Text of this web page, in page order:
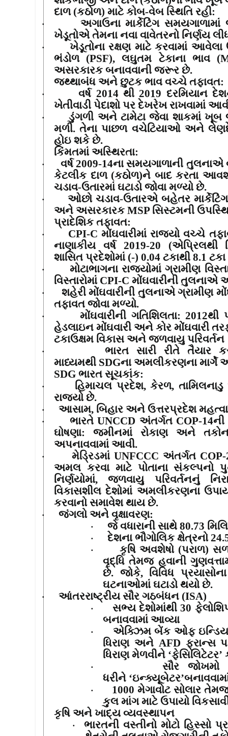
દાળ (કઠોળ) માટે કોબ-વેબ સ્થિતિ રહી:
·
અગાઉના માર્કેટિંગ
ખેડૂતોએ તેમના નવા વાવેતરનો નિર્ણય
·
ખેડૂતોના રક્ષણ માટે કરવામાં
ભંડોળ (PSF),લઘુતમ ટેકાના ભાવ (
અસરકારક બનાવવાની જરૂર છે.
જથ્થાબંધ અને છુટક ભાવ વચ્ચે તફાવત:
· વર્ષ 2014 થી2019 દરમિયાન
ખેતીવાડી પેદાશો પર દેખરેખ રાખવામાં
·
ડુંગળી અને ટામેટા જેવા શાકમાં
મળી. તેના પાછળ વચેટિયાઓ અને
હોઇ શકે છે.
કિંમતમાં અસ્થિરતા:
· વર્ષ2009-14ના સમયગાળાની તુલનાએ
કેટલીક દાળ (કઠોળ)ને બાદ કરતા
ચડાવ-ઉતારમાં ઘટાડો જોવા મળ્યો છે.
·
ઓછો ચડાવ-ઉતારએ બહેતર
અને અસરકારક MSP સિસ્ટમની
પ્રાદેશિક તફાવત:
· CPI-Cમોંઘવારીમાં રાજ્યો વચ્ચે
નાણાકીય વર્ષ 2019-20 (એપ્રિલથી
શાસિત પ્રદેશોમાં (-) 0.04 ટકાથી 8.1
·
મોટાભાગના રાજ્યોમાં ગ્રામીણ
વિસ્તારોમાં CPI-C મોંઘવારીની તુલનાએ
·
શહેરી મોંઘવારીની તુલનાએ ગ્રામીણ
તફાવત જોવા મળ્યો.
· મોંઘવારીની ગતિશિલતા: 2012થી
હેડલાઇન મોંઘવારી અને કોર મોંઘવારી
ટકાઉક્ષમ વિકાસ અને જળવાયુ પરિવર્તન
·
ભારત સારી રીતે તૈયાર
માધ્યમથી SDGના અમલીકરણના માર્ગે
SDG ભારત સૂચકાંક:
· હિમાચલ પ્રદેશ,કેરળ,
રાજ્યો છે.
· આસામ, બિહાર અને ઉત્તરપ્રદેશ
· ભારતેUNCCD અંતર્ગત COP-14
ઘોષણા: જમીનમાં રોકાણ અને
અપનાવવામાં આવી.
· મેડ્રિડમાંUNFCCCઅંતર્ગત
અમલ કરવા માટે પોતાના સંકલ્પનો
નિર્ણયોમાં,જળવાયુ પરિવર્તનનું
વિકાસશીલ દેશોમાં અમલીકરણના
કરવાનો સમાવેશ થાય છે.
· જંગલો અને વૃક્ષાવરણ:
· જે વધારાની સાથે 80.73
· દેશના ભૌગોલિક ક્ષેત્રનો
·
કૃષિ અવશેષો (પરાળ)
વૃદ્ધિ તેમજ હવાની
છે. જોકે, વિવિધ
ઘટનાઓમાં ઘટાડો થયો છે.
· આંતરરાષ્ટ્રીય સૌર ગઠબંધન (ISA)
· સભ્ય દેશોમાંથી30
બનાવવામાં આવ્યા
·
એક્ઝિમ બેંક ઓફ
ધિરાણ અનેAFD ફ્રાન્સ
ધિરાણ મેળવીને ‘ફેસિલિટેટર’
·
સૌર જોખમો
ધરીને ‘ઇન્ક્યૂબેટર’
· 1000 મેગાવોટ સોલાર
કુલ માંગ માટે ઉપાયો
કૃષિ અને ખાદ્ય વ્યવસ્થાપન
·
ભારતની વસ્તીનો મોટો હિસ્સો